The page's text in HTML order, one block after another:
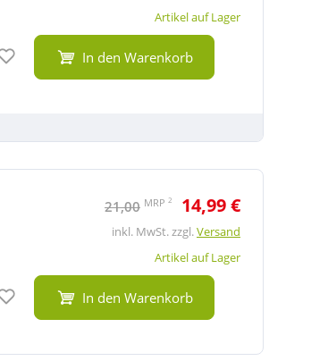
Artikel auf Lager
Auf den Merkzettel
In den Warenkorb
21,00 MRP 2 14,99 €
inkl. MwSt. zzgl.Versand
Artikel auf Lager
Auf den Merkzettel
In den Warenkorb